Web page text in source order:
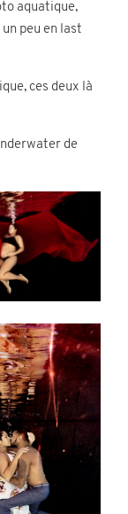
aquatique,
peu en last
ces deux là
de